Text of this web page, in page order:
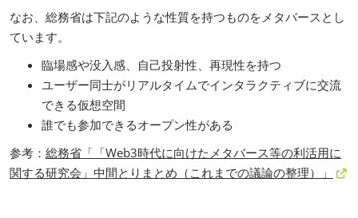
なお、総務省は下記のような性質を持つものをメタバースとし
ています。
臨場感や没入感、自己投射性、再現性を持つ
ユーザー同士がリアルタイムでインタラクティブに交流
できる仮想空間
誰でも参加できるオープン性がある
参考： 総務省「「Web3時代に向けたメタバース等の利活用に
関する研究会」中間とりまとめ（これまでの議論の整理）」